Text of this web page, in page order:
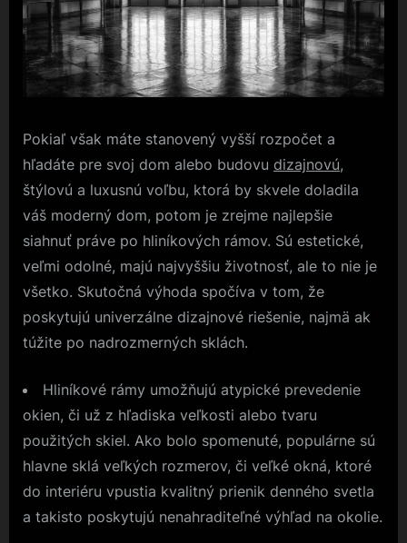
Pokiaľ však máte stanovený vyšší rozpočet a
hľadáte pre svoj dom alebo budovu dizajnovú,
štýlovú a luxusnú voľbu, ktorá by skvele doladila
váš moderný dom, potom je zrejme najlepšie
siahnuť práve po hliníkových rámov. Sú estetické,
veľmi odolné, majú najvyššiu životnosť, ale to nie je
všetko. Skutočná výhoda spočíva v tom, že
poskytujú univerzálne dizajnové riešenie, najmä ak
túžite po nadrozmerných sklách.
Hliníkové rámy umožňujú atypické prevedenie
okien, či už z hľadiska veľkosti alebo tvaru
použitých skiel. Ako bolo spomenuté, populárne sú
hlavne sklá veľkých rozmerov, či veľké okná, ktoré
do interiéru vpustia kvalitný prienik denného svetla
a takisto poskytujú nenahraditeľné výhľad na okolie.